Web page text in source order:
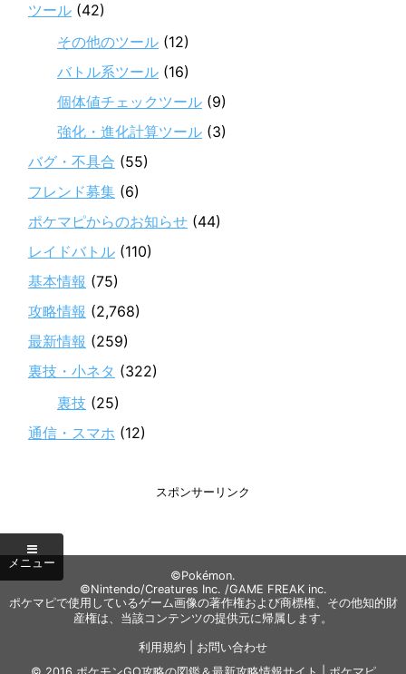
ツール (42)
その他のツール (12)
バトル系ツール (16)
個体値チェックツール (9)
強化・進化計算ツール (3)
バグ・不具合 (55)
フレンド募集 (6)
ポケマピからのお知らせ (44)
レイドバトル (110)
基本情報 (75)
攻略情報 (2,768)
最新情報 (259)
裏技・小ネタ (322)
裏技 (25)
通信・スマホ (12)
スポンサーリンク
©Pokémon.
©Nintendo/Creatures Inc. /GAME FREAK inc.
ポケマピで使用しているゲーム画像の著作権および商標権、その他知的財
産権は、当該コンテンツの提供元に帰属します。
利用規約
お問い合わせ